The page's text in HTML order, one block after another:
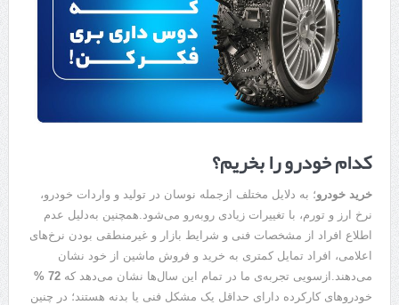
کدام خودرو را بخریم؟
خرید خودرو؛ به دلایل مختلف ازجمله نوسان در تولید و واردات خودرو،
نرخ ارز و تورم، با تغییرات زیادی روبه‌رو می‌شود.همچنین به‌دلیل عدم
اطلاع افراد از مشخصات فنی و شرایط بازار و غیرمنطقی بودن نرخ‌های
اعلامی، افراد تمایل کمتری به خرید و فروش ماشین از خود نشان
می‌دهند.ازسویی تجربه‌ی ما در تمام این سال‌ها نشان می‌دهد که 72 %
خودروهای کارکرده دارای حداقل یک مشکل فنی یا بدنه هستند؛ در چنین